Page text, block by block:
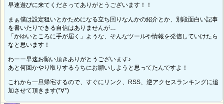
早速遊びに来てくださってありがとうございます！！
まぁ僕は設定狙いとかためになる立ち回りなんかの紹介とか、別段面白い記事
を書いたりできる自信はありませんが…
「かゆいところに手が届く」ような、そんなツールや情報を発信していけたら
なと思います！
わーー早速お願い頂きありがとうございます♪
あと何回かやり取りするうちにお願いしようと思ってたんですよ！
これから一旦帰宅するので、すぐにリンク、RSS、逆アクセスランキングに追
加させて頂きます(°∀°)